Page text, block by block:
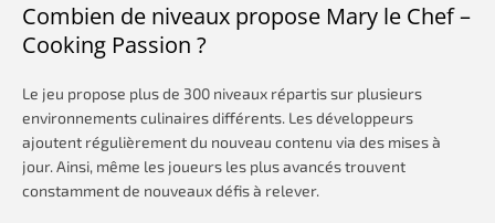
Combien de niveaux propose Mary le Chef –
Cooking Passion ?
Le jeu propose plus de 300 niveaux répartis sur plusieurs
environnements culinaires différents. Les développeurs
ajoutent régulièrement du nouveau contenu via des mises à
jour. Ainsi, même les joueurs les plus avancés trouvent
constamment de nouveaux défis à relever.